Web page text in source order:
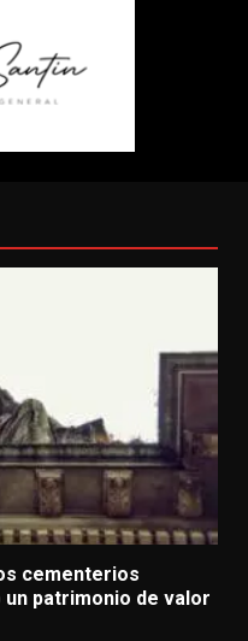
cementerios
patrimonio de valor